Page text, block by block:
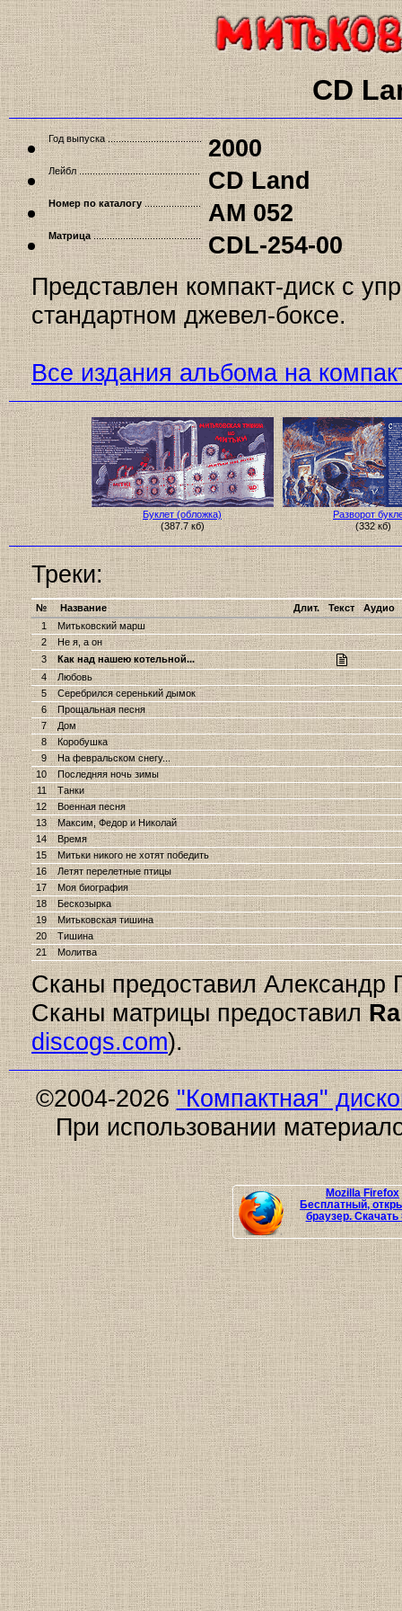
CD
Год выпуска 2000
Лейбл CD Land
Номер по каталогу AM 052
Матрица
CDL-254-00
Представлен компакт-диск с
стандартном джевел-боксе.
Все издания альбома на
Буклет (обложка)
(387.7 кб)
Разворот
(332 кб)
Треки:
№ Название Длит. Текст
Аудио
1
Митьковский марш
2
Не я, а он
3
Как над нашею котельной...
4
Любовь
5
Серебрился серенький дымок
6
Прощальная песня
7
Дом
8
Коробушка
9
На февральском снегу...
10
Последняя ночь зимы
11
Танки
12
Военная песня
13
Максим, Федор и Николай
14
Время
15
Митьки никого не хотят победить
16
Летят перелетные птицы
17
Моя биография
18
Бескозырка
19
Митьковская тишина
20
Тишина
21
Молитва
Сканы предоставил Александр
Сканы матрицы предоставил
discogs.com).
©2004-2026"Компактная"
При использовании
Mozilla Firefox
Бесплатный,
браузер. Скачать